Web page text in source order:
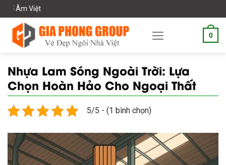
Skip
to
content
0
Nhựa Lam Sóng Ngoài Trời: Lựa
Chọn Hoàn Hảo Cho Ngoại Thất
5/5 - (1 bình chọn)